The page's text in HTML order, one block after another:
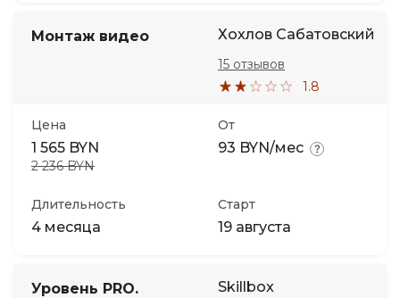
Монтаж видео Хохлов Сабатовский
1.8
15 отзывов
Цена
1 565 BYN
2 236 BYN
От
93 BYN/мес
Длительность
4 месяца
Старт
19 августа
Уровень PRO.
Skillbox